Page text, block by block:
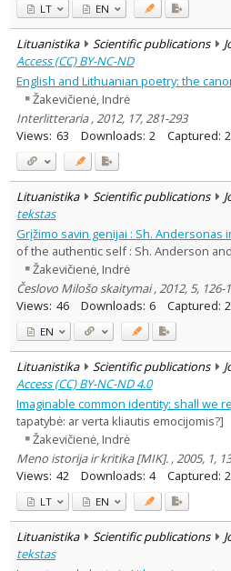
LT EN
Lituanistika Scientific publications
Access (CC) BY-NC-ND
English and Lithuanian poetry: the
Žakevičienė, Indrė
Interlitteraria , 2012, 17, 281-293
Views: 63 Downloads: 2 Captured:
Lituanistika Scientific publications
tekstas
Grįžimo savin genijai : Sh. Andersonas
of the authentic self : Sh. Anderson
Žakevičienė, Indrė
Česlovo Milošo skaitymai , 2012, 5, 126-
Views: 46 Downloads: 6 Captured:
EN
Lituanistika Scientific publications
Access (CC) BY-NC-ND 4.0
Imaginable common identity: shall we
tapatybė: ar verta kliautis emocijomis?]
Žakevičienė, Indrė
Meno istorija ir kritika [MIK]. , 2005, 1,
Views: 42 Downloads: 4 Captured:
LT EN
Lituanistika Scientific publications
tekstas